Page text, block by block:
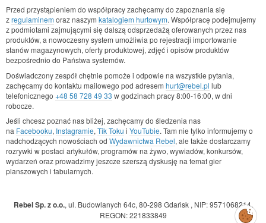
Przed przystąpieniem do współpracy zachęcamy do zapoznania się
zregulaminem oraz naszym katalogiem hurtowym. Współpracę podejmujemy
z podmiotami zajmującymi się dalszą odsprzedażą oferowanych przez nas
produktów, a nowoczesny system umożliwia po rejestracji importowanie
stanów magazynowych, oferty produktowej, zdjęć i opisów produktów
bezpośrednio do Państwa systemów.
Doświadczony zespół chętnie pomoże i odpowie na wszystkie pytania,
zachęcamy do kontaktu mailowego pod adresem hurt@rebel.pl lub
telefonicznego +48 58 728 49 33 w godzinach pracy 8:00-16:00, w dni
robocze.
Jeśli chcesz poznać nas bliżej, zachęcamy do śledzenia nas
na Facebooku, Instagramie, Tik Toku i YouTubie. Tam nie tylko informujemy o
nadchodzących nowościach od Wydawnictwa Rebel, ale także dostarczamy
rozrywki w postaci artykułów, programów na żywo, wywiadów, konkursów,
wydarzeń oraz prowadzimy jeszcze szerszą dyskusję na temat gier
planszowych i fabularnych.
Rebel Sp. z o.o., ul. Budowlanych 64c, 80-298 Gdańsk, NIP: 9571068214,
REGON: 221833849
Zarządzaj
preferencjami
cookies